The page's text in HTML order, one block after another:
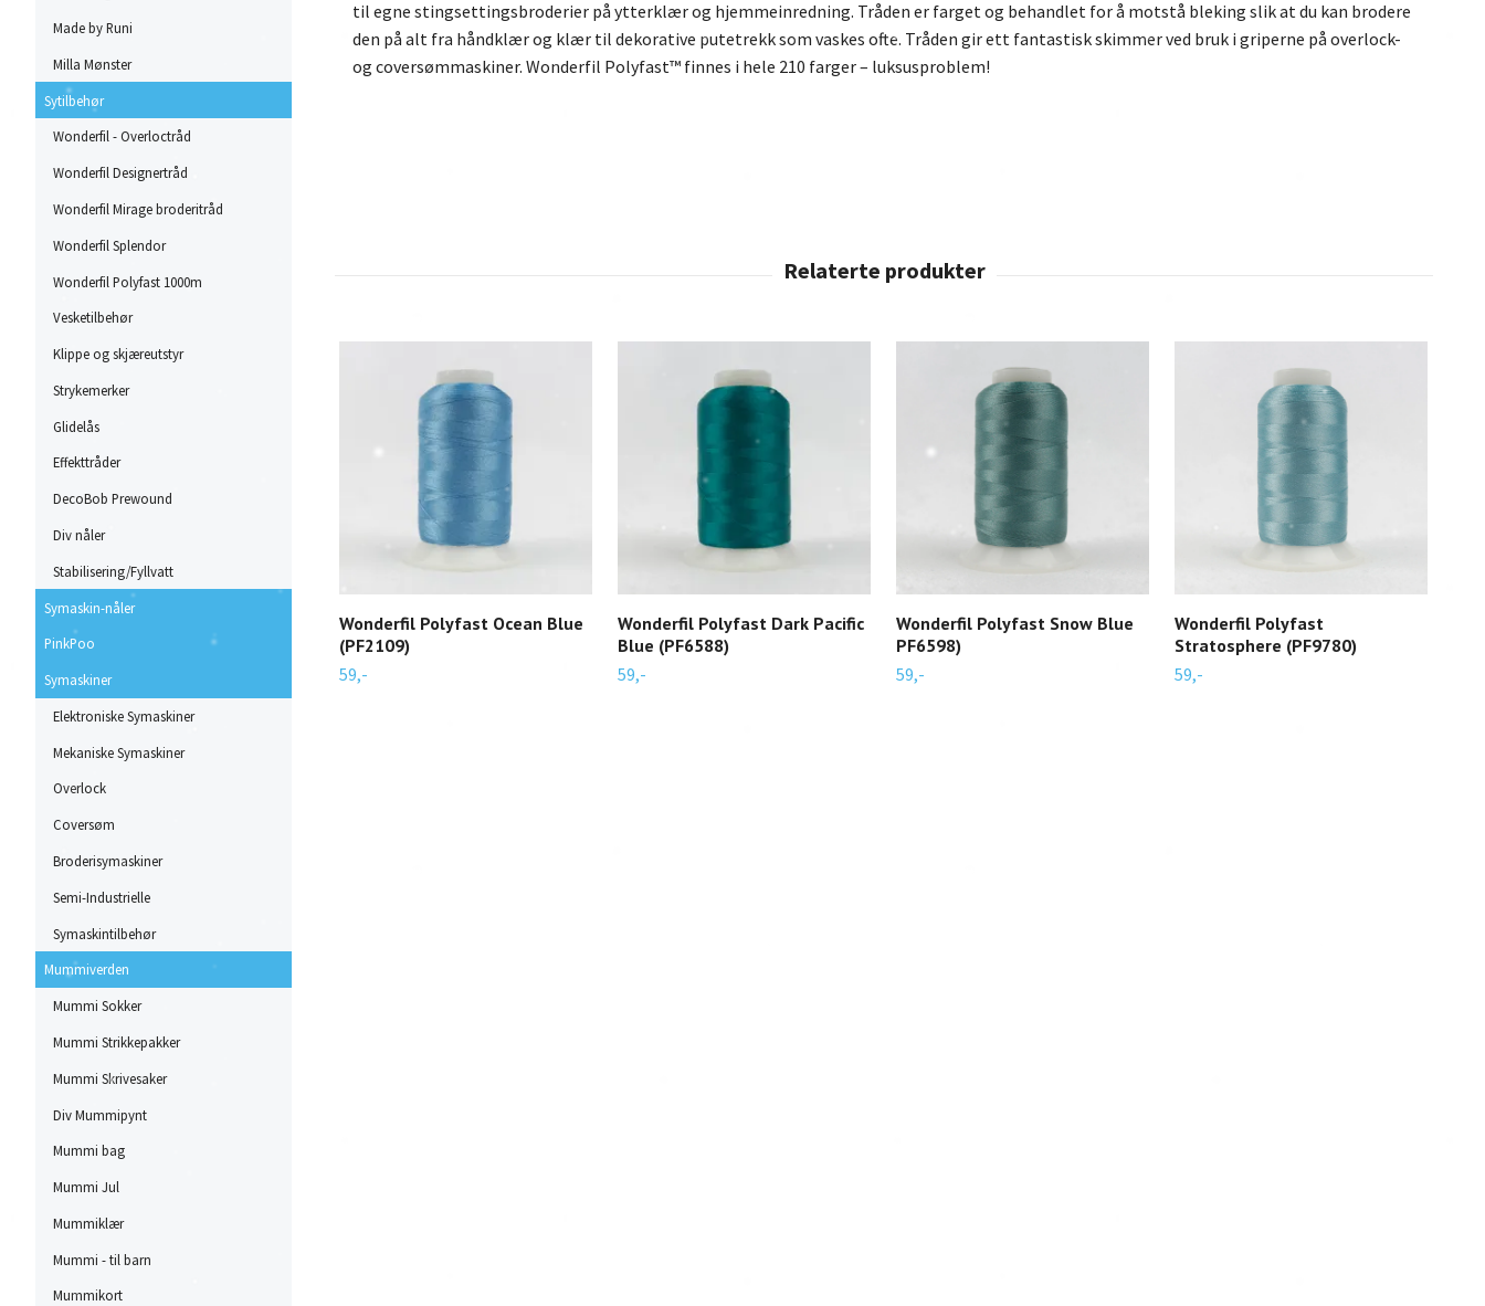
Made by Runi
Milla Mønster
Sytilbehør
Wonderfil - Overloctråd
Wonderfil Designertråd
Wonderfil Mirage broderitråd
Wonderfil Splendor
Wonderfil Polyfast 1000m
Vesketilbehør
Klippe og skjæreutstyr
Strykemerker
Glidelås
Effekttråder
DecoBob Prewound
Div nåler
Stabilisering/Fyllvatt
Symaskin-nåler
PinkPoo
Symaskiner
Elektroniske Symaskiner
Mekaniske Symaskiner
Overlock
Coversøm
Broderisymaskiner
Semi-Industrielle
Symaskintilbehør
Mummiverden
Mummi Sokker
Mummi Strikkepakker
Mummi Skrivesaker
Div Mummipynt
Mummi bag
Mummi Jul
Mummiklær
Mummi - til barn
Mummikort
til egne stingsettingsbroderier på ytterklær og hjemmeinredning. Tråden er farget og behandlet for å motstå bleking slik at du kan brodere
den på alt fra håndklær og klær til dekorative putetrekk som vaskes ofte. Tråden gir ett fantastisk skimmer ved bruk i griperne på overlock-
og coversømmaskiner. Wonderfil Polyfast™ finnes i hele 210 farger – luksusproblem!
Wonderfil Polyfast Ocean Blue
(PF2109)
59,-
Wonderfil Polyfast Dark Pacific
Blue (PF6588)
59,-
Wonderfil Polyfast Snow Blue
PF6598)
59,-
Wonderfil Polyfast
Stratosphere (PF9780)
59,-